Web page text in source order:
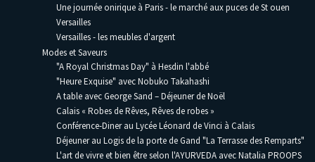
Une journée onirique à Paris - le marché aux puces de St ouen
Versailles
Versailles - les meubles d'argent
Modes et Saveurs
"A Royal Christmas Day" à Hesdin l'abbé
"Heure Exquise" avec Nobuko Takahashi
A table avec George Sand – Déjeuner de Noël
Calais « Robes de Rêves, Rêves de robes »
Conférence-Diner au Lycée Léonard de Vinci à Calais
Déjeuner au Logis de la porte de Gand "La Terrasse des Remparts"
L'art de vivre et bien être selon l'AYURVEDA avec Natalia PROOPS